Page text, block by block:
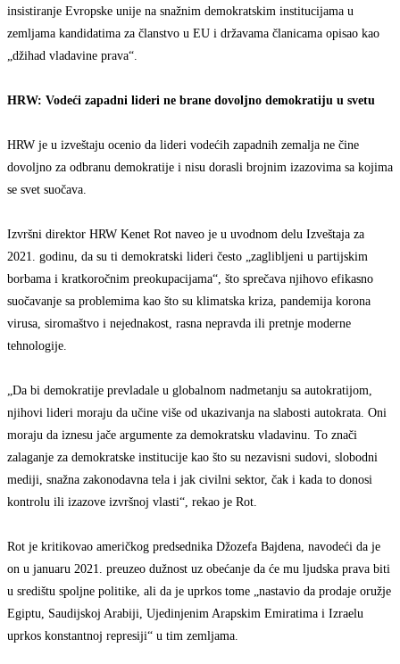
insistiranje Evropske unije na snažnim demokratskim institucijama u
zemljama kandidatima za članstvo u EU ​​i državama članicama opisao kao
„džihad vladavine prava“.
HRW: Vodeći zapadni lideri ne brane dovoljno demokratiju u svetu
HRW je u izveštaju ocenio da lideri vodećih zapadnih zemalja ne čine
dovoljno za odbranu demokratije i nisu dorasli brojnim izazovima sa kojima
se svet suočava.
Izvršni direktor HRW Kenet Rot naveo je u uvodnom delu Izveštaja za
2021. godinu, da su ti demokratski lideri često „zaglibljeni u partijskim
borbama i kratkoročnim preokupacijama“, što sprečava njihovo efikasno
suočavanje sa problemima kao što su klimatska kriza, pandemija korona
virusa, siromaštvo i nejednakost, rasna nepravda ili pretnje moderne
tehnologije.
„Da bi demokratije prevladale u globalnom nadmetanju sa autokratijom,
njihovi lideri moraju da učine više od ukazivanja na slabosti autokrata. Oni
moraju da iznesu jače argumente za demokratsku vladavinu. To znači
zalaganje za demokratske institucije kao što su nezavisni sudovi, slobodni
mediji, snažna zakonodavna tela i jak civilni sektor, čak i kada to donosi
kontrolu ili izazove izvršnoj vlasti“, rekao je Rot.
Rot je kritikovao američkog predsednika Džozefa Bajdena, navodeći da je
on u januaru 2021. preuzeo dužnost uz obećanje da će mu ljudska prava biti
u središtu spoljne politike, ali da je uprkos tome „nastavio da prodaje oružje
Egiptu, Saudijskoj Arabiji, Ujedinjenim Arapskim Emiratima i Izraelu
uprkos konstantnoj represiji“ u tim zemljama.